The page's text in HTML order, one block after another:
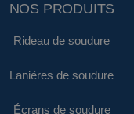
NOS PRODUITS
Rideau de soudure
Laniéres de soudure
Écrans de soudure